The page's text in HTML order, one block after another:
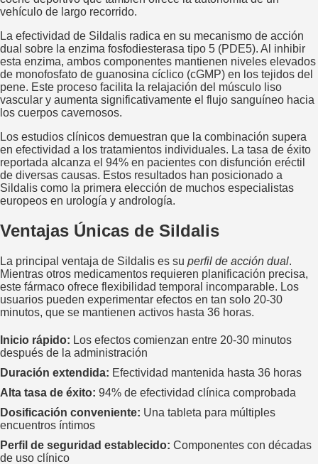
vehículo de largo recorrido.
La efectividad de Sildalis radica en su mecanismo de acción
dual sobre la enzima fosfodiesterasa tipo 5 (PDE5). Al inhibir
esta enzima, ambos componentes mantienen niveles elevados
de monofosfato de guanosina cíclico (cGMP) en los tejidos del
pene. Este proceso facilita la relajación del músculo liso
vascular y aumenta significativamente el flujo sanguíneo hacia
los cuerpos cavernosos.
Los estudios clínicos demuestran que la combinación supera
en efectividad a los tratamientos individuales. La tasa de éxito
reportada alcanza el 94% en pacientes con disfunción eréctil
de diversas causas. Estos resultados han posicionado a
Sildalis como la primera elección de muchos especialistas
europeos en urología y andrología.
Ventajas Únicas de Sildalis
La principal ventaja de Sildalis es su perfil de acción dual.
Mientras otros medicamentos requieren planificación precisa,
este fármaco ofrece flexibilidad temporal incomparable. Los
usuarios pueden experimentar efectos en tan solo 20-30
minutos, que se mantienen activos hasta 36 horas.
Inicio rápido: Los efectos comienzan entre 20-30 minutos
después de la administración
Duración extendida: Efectividad mantenida hasta 36 horas
Alta tasa de éxito: 94% de efectividad clínica comprobada
Dosificación conveniente: Una tableta para múltiples
encuentros íntimos
Perfil de seguridad establecido: Componentes con décadas
de uso clínico